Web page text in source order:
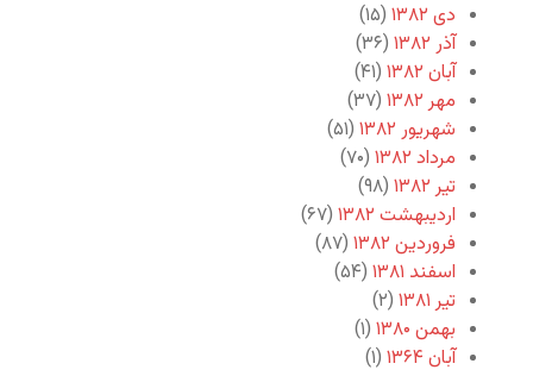
دی ۱۳۸۲
(۱۵)
آذر ۱۳۸۲
(۳۶)
آبان ۱۳۸۲
(۴۱)
مهر ۱۳۸۲
(۳۷)
شهریور ۱۳۸۲
(۵۱)
مرداد ۱۳۸۲
(۷۰)
تیر ۱۳۸۲
(۹۸)
اردیبهشت ۱۳۸۲
(۶۷)
فروردین ۱۳۸۲
(۸۷)
اسفند ۱۳۸۱
(۵۴)
تیر ۱۳۸۱
(۲)
بهمن ۱۳۸۰
(۱)
آبان ۱۳۶۴
(۱)